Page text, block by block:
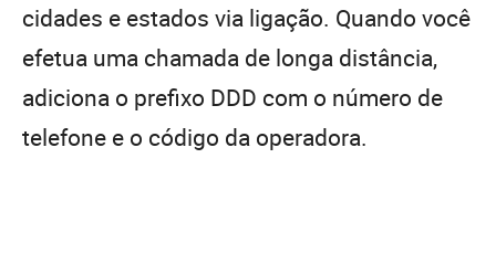
cidades e estados via ligação. Quando você
efetua uma chamada de longa distância,
adiciona o prefixo DDD com o número de
telefone e o código da operadora.